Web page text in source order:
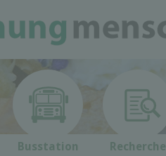
Busstation Recherche